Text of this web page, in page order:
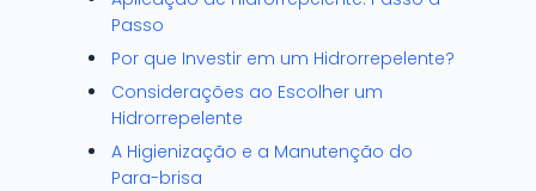
Passo
Por que Investir em um Hidrorrepelente?
Considerações ao Escolher um
Hidrorrepelente
A Higienização e a Manutenção do
Para-brisa